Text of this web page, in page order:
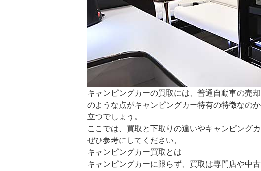
キャンピングカーの買取には、普通自動車の売
のような点がキャンピングカー特有の特徴なの
立つでしょう。
ここでは、買取と下取りの違いやキャンピング
ぜひ参考にしてください。
キャンピングカー買取とは
キャンピングカーに限らず、買取は専門店や中